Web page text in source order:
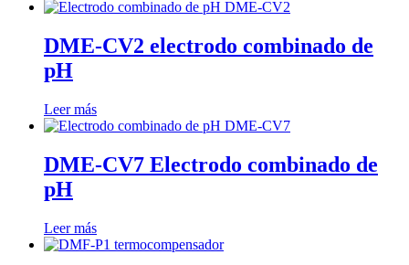
DME-CV2 electrodo combinado de
pH
Leer más
DME-CV7 Electrodo combinado de
pH
Leer más